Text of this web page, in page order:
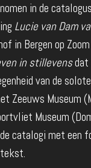
in de
Lucie van Dam
in Bergen op
in stillevensdat
van de
Zeeuws Museum
Museum
catalogi met een